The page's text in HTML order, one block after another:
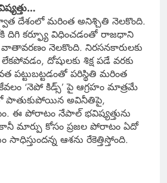
దేశంలో మరింత అనిశ్చితి నెలకొంది.
దిగి కర్ఫ్యూ విధించడంతో రాజధాని
నెలకొంది. నిరసనకారులకు
దోషులకు శిక్ష పడే వరకు
పరిస్థితి మరింత
‘నెపో కిడ్స్’ పై ఆగ్రహం మాత్రమే
పాతుకుపోయిన అవినీతిపై,
పోరాటం నేపాల్‌ భవిష్యత్తును
మార్పు కోసం ప్రజల పోరాటం ఏదో
ఆశను రేకెత్తిస్తోంది.